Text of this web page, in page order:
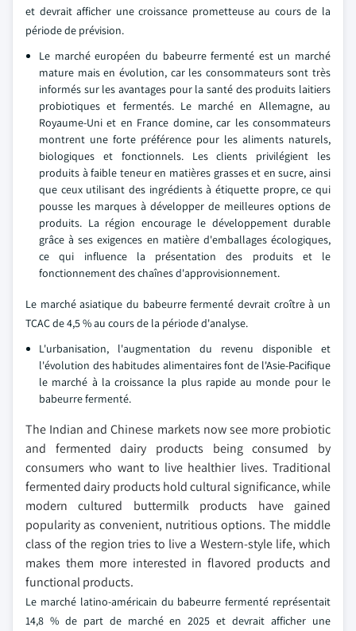
et devrait afficher une croissance prometteuse au cours de la
période de prévision.
Le marché européen du babeurre fermenté est un marché
mature mais en évolution, car les consommateurs sont très
informés sur les avantages pour la santé des produits laitiers
probiotiques et fermentés. Le marché en Allemagne, au
Royaume-Uni et en France domine, car les consommateurs
montrent une forte préférence pour les aliments naturels,
biologiques et fonctionnels. Les clients privilégient les
produits à faible teneur en matières grasses et en sucre, ainsi
que ceux utilisant des ingrédients à étiquette propre, ce qui
pousse les marques à développer de meilleures options de
produits. La région encourage le développement durable
grâce à ses exigences en matière d'emballages écologiques,
ce qui influence la présentation des produits et le
fonctionnement des chaînes d'approvisionnement.
Le marché asiatique du babeurre fermenté devrait croître à un
TCAC de 4,5 % au cours de la période d'analyse.
L'urbanisation, l'augmentation du revenu disponible et
l'évolution des habitudes alimentaires font de l'Asie-Pacifique
le marché à la croissance la plus rapide au monde pour le
babeurre fermenté.
The Indian and Chinese markets now see more probiotic
and fermented dairy products being consumed by
consumers who want to live healthier lives. Traditional
fermented dairy products hold cultural significance, while
modern cultured buttermilk products have gained
popularity as convenient, nutritious options. The middle
class of the region tries to live a Western-style life, which
makes them more interested in flavored products and
functional products.
Le marché latino-américain du babeurre fermenté représentait
14,8 % de part de marché en 2025 et devrait afficher une